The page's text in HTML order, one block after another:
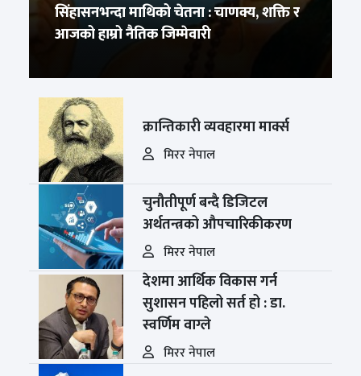
सिंहासनभन्दा माथिको चेतना : चाणक्य, शक्ति र
आजको हाम्रो नैतिक जिम्मेवारी
क्रान्तिकारी व्यवहारमा मार्क्स
मिरर नेपाल
चुनौतीपूर्ण बन्दै डिजिटल
अर्थतन्त्रको औपचारिकीकरण
मिरर नेपाल
देशमा आर्थिक विकास गर्न
सुशासन पहिलो सर्त हो : डा.
स्वर्णिम वाग्ले
मिरर नेपाल